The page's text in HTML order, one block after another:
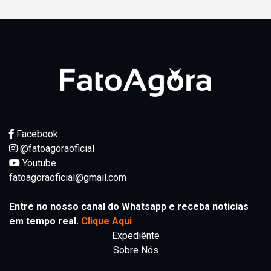
Facebook
@fatoagoraoficial
Youtube
fatoagoraoficial@gmail.com
Entre no nosso canal do Whatsapp e receba noticias
em tempo real. Clique Aqui
Expediênte
Sobre Nós